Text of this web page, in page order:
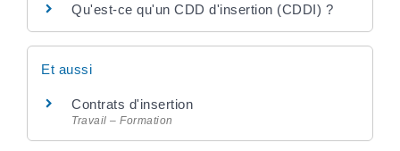
Qu'est-ce qu'un CDD d'insertion (CDDI) ?
Et aussi
Contrats d'insertion
Travail – Formation